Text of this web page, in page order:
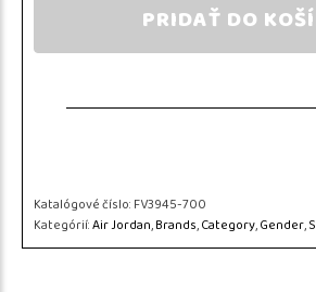
PRIDAŤ DO
Katalógové číslo:FV3945-700
Kategórií:Air Jordan,Brands,Category,Gender,